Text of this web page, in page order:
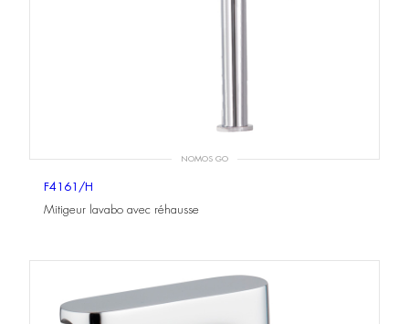
NOMOS GO
F4161/H
Mitigeur lavabo avec réhausse